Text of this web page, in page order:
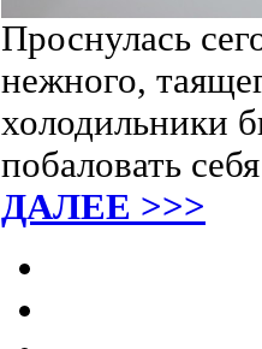
Проснулась
нежного,
холодильники
побаловать
ДАЛЕЕ >>>